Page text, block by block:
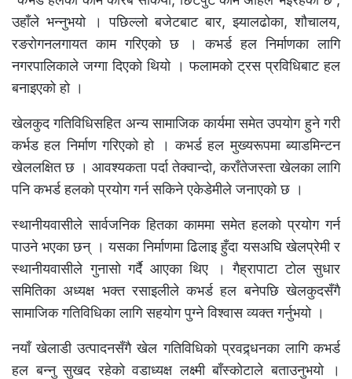
उहाँले भन्नुभयो । पछिल्लो बजेटबाट बार, झ्यालढोका, शौचालय,
रङरोगनलगायत काम गरिएको छ । कभर्ड हल निर्माणका लागि
नगरपालिकाले जग्गा दिएको थियो । फलामको ट्रस प्रविधिबाट हल
बनाइएको हो ।
खेलकुद गतिविधिसहित अन्य सामाजिक कार्यमा समेत उपयोग हुने गरी
कर्भड हल निर्माण गरिएको हो । कभर्ड हल मुख्यरूपमा ब्याडमिन्टन
खेललक्षित छ । आवश्यकता पर्दा तेक्वान्दो, कराँतेजस्ता खेलका लागि
पनि कभर्ड हलको प्रयोग गर्न सकिने एकेडेमीले जनाएको छ ।
स्थानीयवासीले सार्वजनिक हितका काममा समेत हलको प्रयोग गर्न
पाउने भएका छन् । यसका निर्माणमा ढिलाइ हुँदा यसअघि खेलप्रेमी र
स्थानीयवासीले गुनासो गर्दै आएका थिए । गैह्रापाटा टोल सुधार
समितिका अध्यक्ष भक्त रसाइलीले कभर्ड हल बनेपछि खेलकुदसँगै
सामाजिक गतिविधिका लागि सहयोग पुग्ने विश्वास व्यक्त गर्नुभयो ।
नयाँ खेलाडी उत्पादनसँगै खेल गतिविधिको प्रवद्र्धनका लागि कभर्ड
हल बन्नु सुखद रहेको वडाध्यक्ष लक्ष्मी बाँस्कोटाले बताउनुभयो ।